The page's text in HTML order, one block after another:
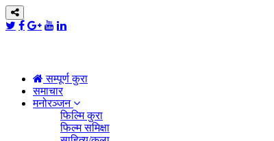
सम्पूर्ण कुरा
समाचार
मनोरञ्जन
फिल्मि कुरा
फिल्म समिक्षा